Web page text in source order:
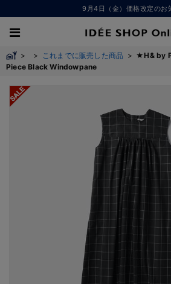
9月4日（金）価格改定のお
> > これまでに販売した商品 > ★H& by
Piece Black Windowpane